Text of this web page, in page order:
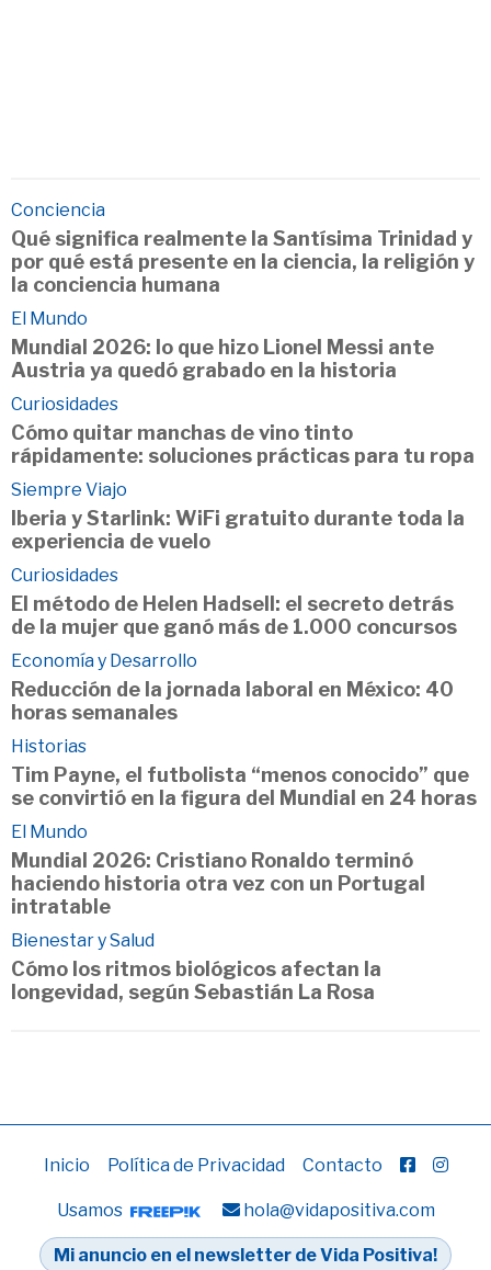
Conciencia
Qué significa realmente la Santísima Trinidad y
por qué está presente en la ciencia, la religión y
la conciencia humana
El Mundo
Mundial 2026: lo que hizo Lionel Messi ante
Austria ya quedó grabado en la historia
Curiosidades
Cómo quitar manchas de vino tinto
rápidamente: soluciones prácticas para tu ropa
Siempre Viajo
Iberia y Starlink: WiFi gratuito durante toda la
experiencia de vuelo
Curiosidades
El método de Helen Hadsell: el secreto detrás
de la mujer que ganó más de 1.000 concursos
Economía y Desarrollo
Reducción de la jornada laboral en México: 40
horas semanales
Historias
Tim Payne, el futbolista “menos conocido” que
se convirtió en la figura del Mundial en 24 horas
El Mundo
Mundial 2026: Cristiano Ronaldo terminó
haciendo historia otra vez con un Portugal
intratable
Bienestar y Salud
Cómo los ritmos biológicos afectan la
longevidad, según Sebastián La Rosa
Inicio Política de Privacidad Contacto
Usamos hola@vidapositiva.com
Mi anuncio en el newsletter de Vida Positiva!